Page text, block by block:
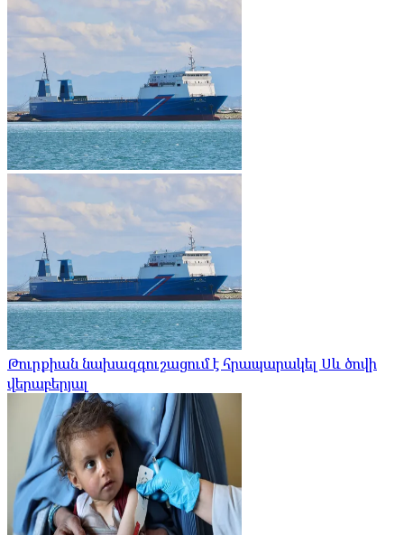
Թուրքիան նախազգուշացում է հրապարակել Սև ծովի
վերաբերյալ